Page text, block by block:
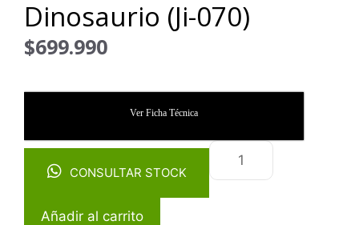
Dinosaurio (Ji-070)
$699.990
Ver Ficha Técnica
CONSULTAR STOCK
Añadir al carrito